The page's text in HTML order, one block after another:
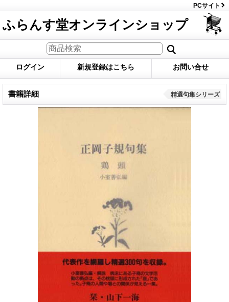
PCサイト
ふらんす堂オンラインショップ
ログイン 新規登録はこちら お問い合せ
書籍詳細 精選句集シリーズ